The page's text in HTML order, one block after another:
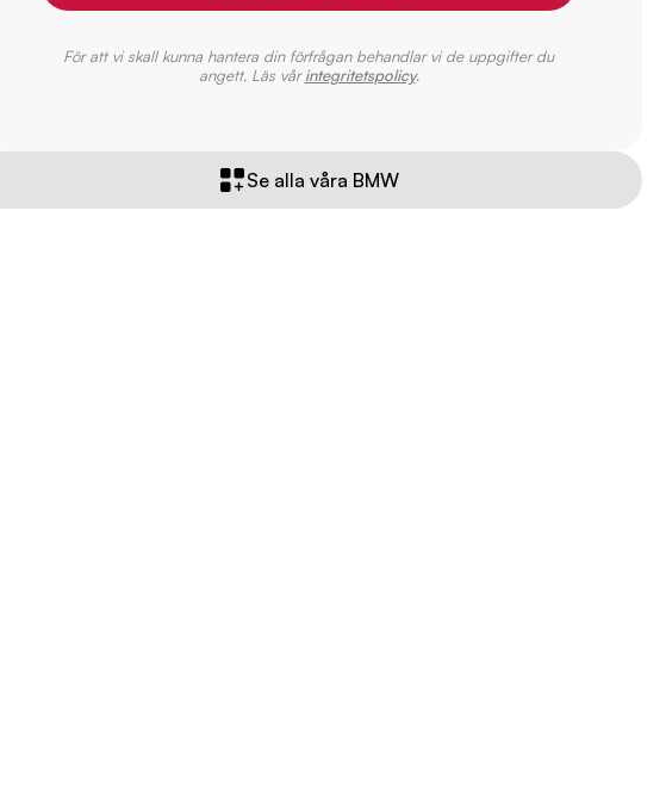
För att vi skall kunna hantera din förfrågan behandlar vi de uppgifter du
angett. Läs vårintegritetspolicy.
Se alla våra BMW